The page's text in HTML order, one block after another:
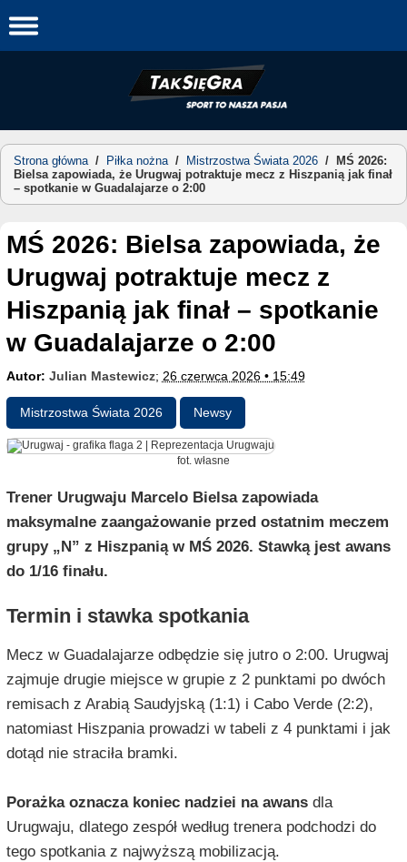
to
Strona główna/ Piłka nożna/ Mistrzostwa Świata 2026 /
MŚ 2026:
Bielsa zapowiada, że Urugwaj potraktuje mecz z Hiszpanią jak finał
– spotkanie w Guadalajarze o 2:00
MŚ 2026: Bielsa zapowiada, że
Urugwaj potraktuje mecz z
Hiszpanią jak finał – spotkanie
w Guadalajarze o 2:00
Autor: Julian Mastewicz; 26 czerwca 2026 • 15:49
Mistrzostwa Świata 2026 Newsy
fot. własne
Trener Urugwaju Marcelo Bielsa zapowiada
maksymalne zaangażowanie przed ostatnim meczem
grupy „N” z Hiszpanią w MŚ 2026. Stawką jest awans
do 1/16 finału.
Termin i stawka spotkania
Mecz w Guadalajarze odbędzie się jutro o 2:00. Urugwaj
zajmuje drugie miejsce w grupie z 2 punktami po dwóch
remisach z Arabią Saudyjską (1:1) i Cabo Verde (2:2),
natomiast Hiszpania prowadzi w tabeli z 4 punktami i jak
dotąd nie straciła bramki.
Porażka oznacza koniec nadziei na awansdla
Urugwaju, dlatego zespół według trenera podchodzi do
tego spotkania z najwyższą mobilizacją.